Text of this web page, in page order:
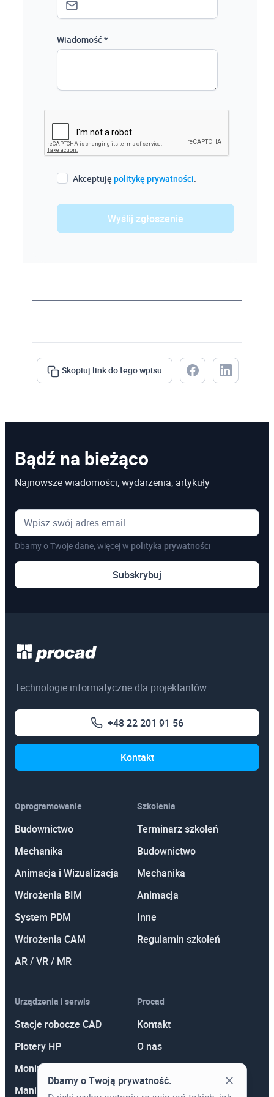
Wiadomość *
Akceptuję politykę prywatności
Wyślij zgłoszenie
Skopiuj link do tego wpisu
Bądź na bieżąco
Najnowsze wiadomości, wydarzenia, artykuły
Dbamy o Twoje dane, więcej w polityka prywatności
Subskrybuj
Technologie informatyczne dla projektantów.
+48 22 201 91 56
Kontakt
Oprogramowanie
Budownictwo
Mechanika
Animacja i Wizualizacja
Wdrożenia BIM
System PDM
Wdrożenia CAM
AR / VR / MR
Szkolenia
Terminarz szkoleń
Budownictwo
Mechanika
Animacja
Inne
Regulamin szkoleń
Urządzenia i serwis
Stacje robocze CAD
Plotery HP
Monitory
Manipulatory 3D
Procad
Kontakt
O nas
Polityka prywatności
Dbamy o Twoją prywatność.